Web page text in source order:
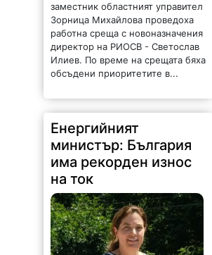
заместник областният управител
Зорница Михайлова проведоха
работна среща с новоназначения
директор на РИОСВ - Светослав
Илиев. По време на срещата бяха
обсъдени приоритетите в...
Енергийният
министър: България
има рекорден износ
на ток